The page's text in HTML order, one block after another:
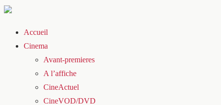
Accueil
Cinema
Avant-premieres
A l’affiche
CineActuel
CineVOD/DVD